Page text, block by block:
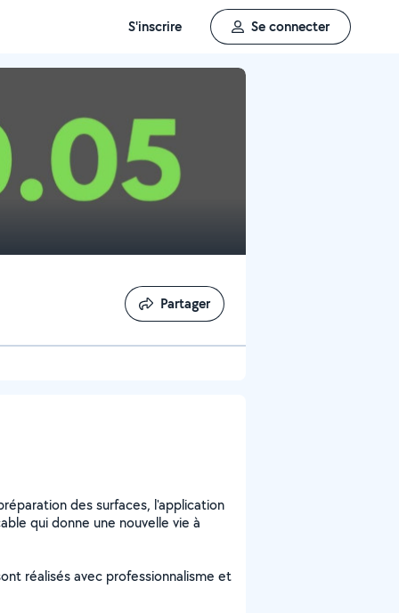
S'inscrire Se connecter
Partager
Partager
des surfaces, l'application
qui donne une nouvelle vie à
réalisés avec professionnalisme et